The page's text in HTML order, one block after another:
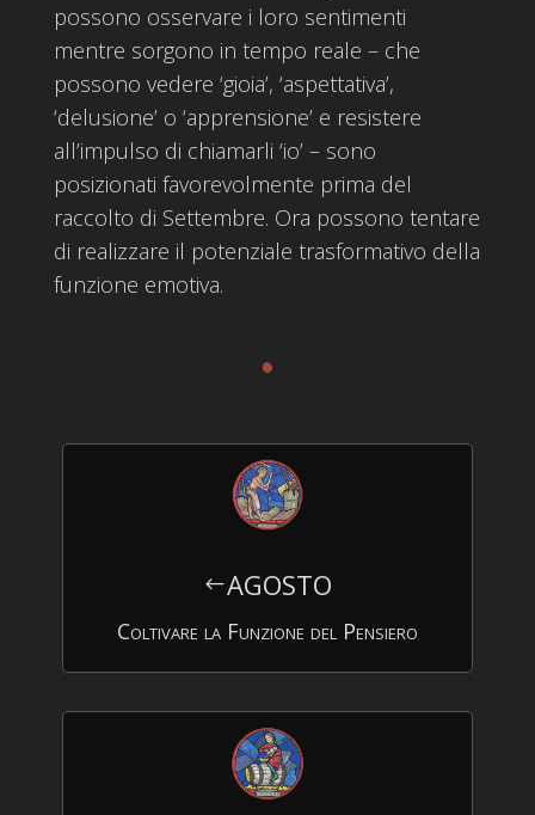
possono osservare i loro sentimenti
mentre sorgono in tempo reale – che
possono vedere ‘gioia’, ‘aspettativa’,
‘delusione’ o ‘apprensione’ e resistere
all’impulso di chiamarli ‘io’ – sono
posizionati favorevolmente prima del
raccolto di Settembre. Ora possono tentare
di realizzare il potenziale trasformativo della
funzione emotiva.
.
#AGOSTO
Coltivare la Funzione del Pensiero